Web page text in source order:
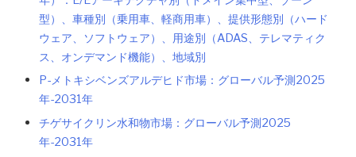
型）、車種別（乗用車、軽商用車）、提供形態別（ハード
ウェア、ソフトウェア）、用途別（ADAS、テレマティク
ス、オンデマンド機能）、地域別
P-メトキシベンズアルデヒド市場：グローバル予測2025
年-2031年
チゲサイクリン水和物市場：グローバル予測2025
年-2031年